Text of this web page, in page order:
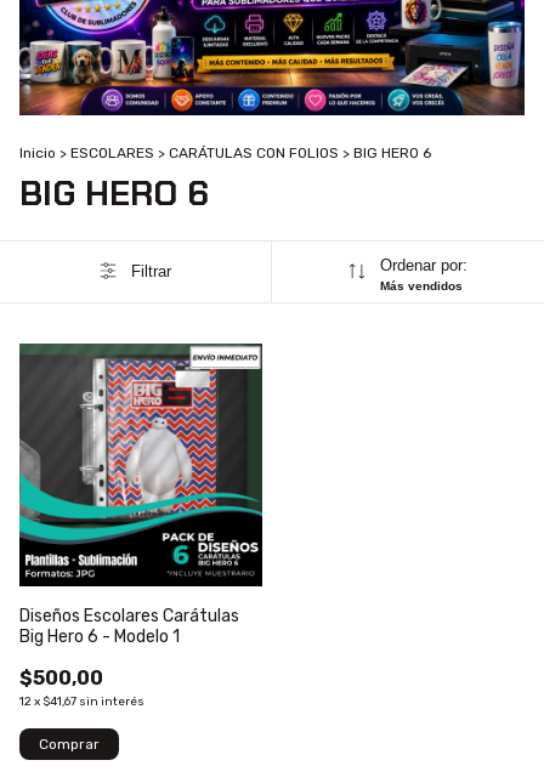
Inicio > ESCOLARES > CARÁTULAS CON FOLIOS > BIG HERO 6
BIG HERO 6
Filtrar Ordenar por:
Más vendidos
Diseños Escolares Carátulas
Big Hero 6 - Modelo 1
$500,00
12x $41,67 sin interés